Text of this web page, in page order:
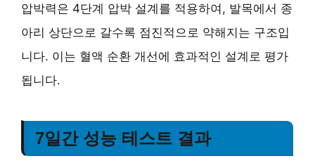
압박력은 4단계 압박 설계를 적용하여, 발목에서 종
아리 상단으로 갈수록 점진적으로 약해지는 구조입
니다. 이는 혈액 순환 개선에 효과적인 설계로 평가
됩니다.
7일간 성능 테스트 결과